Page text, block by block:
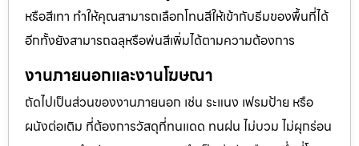
หรือสีเทา ทำให้คุณสามารถเลือกโทนสีให้เข้ากับธีมของพื้นที่ได้
อีกทั้งยังสามารถฉลุหรือพ่นสีเพิ่มได้ตามความต้องการ
งานภายนอกและงานโฆษณา
ถัดไปเป็นส่วนของงานภายนอก เช่น ระแนง เฟรมป้าย หรือ
ผนังต่อเติม ที่ต้องการวัสดุที่ทนแดด ทนฝน ไม่บวม ไม่ผุกร่อน